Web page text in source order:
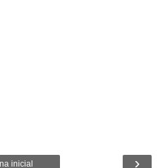
›
inicial